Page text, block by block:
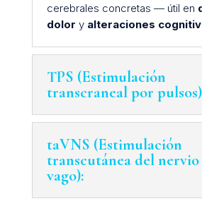
cerebrales concretas — útil en
dolor y alteraciones
TPS (Estimulación
transcraneal por
taVNS (Estimulación
transcutánea del nervio
vago):